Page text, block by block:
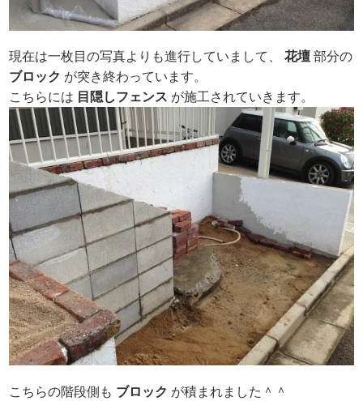
現在は一枚目の写真よりも進行していまして、花壇 部分の
ブロック が突き終わっています。
こちらには 目隠しフェンス が施工されていきます。
こちらの階段側も ブロック が積まれました＾＾